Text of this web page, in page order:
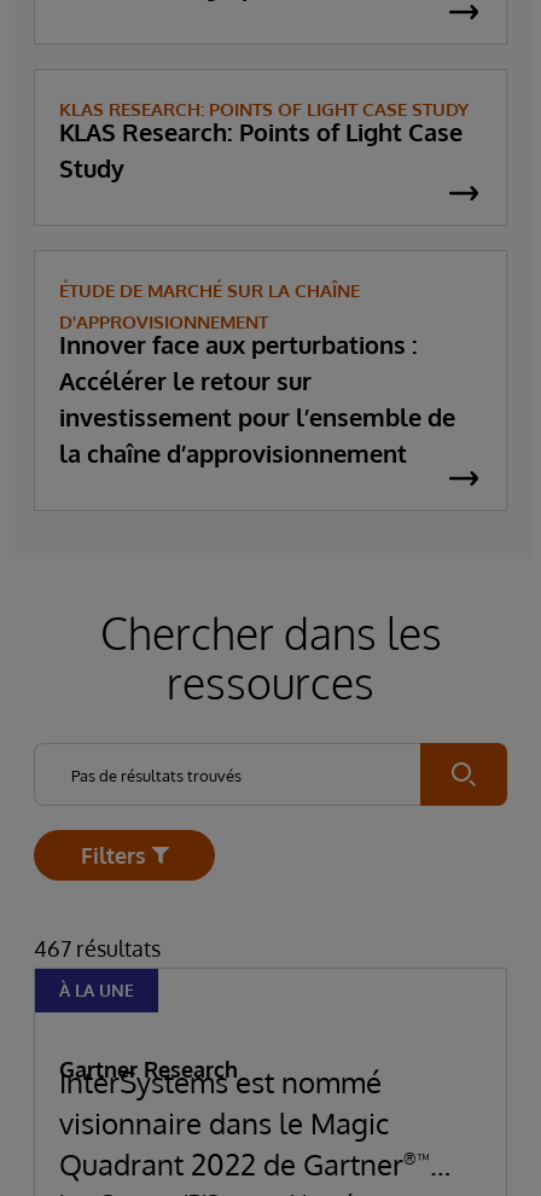
KLAS RESEARCH: POINTS OF LIGHT CASE STUDY
KLAS Research: Points of Light Case
Study
ÉTUDE DE MARCHÉ SUR LA CHAÎNE
D'APPROVISIONNEMENT
Innover face aux perturbations :
Accélérer le retour sur
investissement pour l’ensemble de
la chaîne d’approvisionnement
Chercher dans les
ressources
Submit
Open
Filters
467 résultats
À LA UNE
Gartner Research
InterSystems est nommé
visionnaire dans le Magic
Quadrant 2022 de Gartner®™